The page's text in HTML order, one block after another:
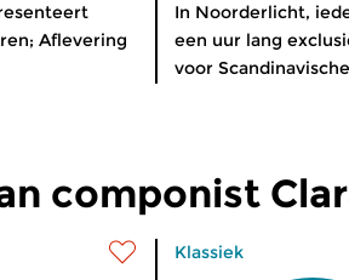
Aflevering
In Noorderlicht,
een uur lang
voor
componist
Klassiek